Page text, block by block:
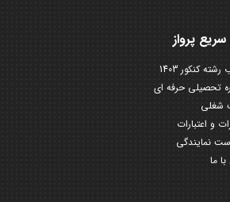
پرواز
کنکور 1403
تحصیلی حرفه ای
شغلی
و اعتبارات
نمایندگی
ما